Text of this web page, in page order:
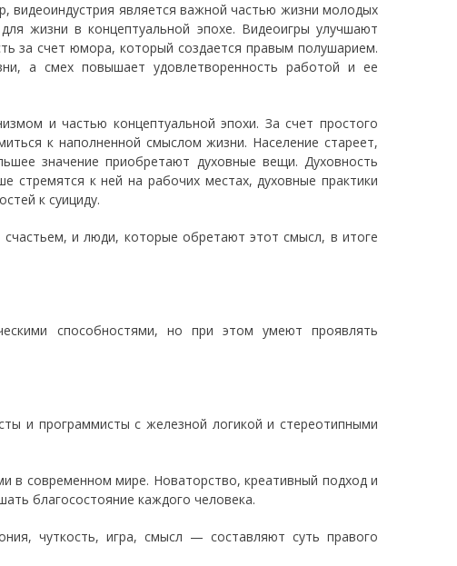
видеоиндустрия является важной частью жизни молодых
жизни в концептуальной эпохе. Видеоигры улучшают
за счет юмора, который создается правым полушарием.
а смех повышает удовлетворенность работой и ее
и частью концептуальной эпохи. За счет простого
к наполненной смыслом жизни. Население стареет,
значение приобретают духовные вещи. Духовность
стремятся к ней на рабочих местах, духовные практики
к суициду.
и люди, которые обретают этот смысл, в итоге
способностями, но при этом умеют проявлять
и программисты с железной логикой и стереотипными
в современном мире. Новаторство, креативный подход и
благосостояние каждого человека.
чуткость, игра, смысл — составляют суть правого